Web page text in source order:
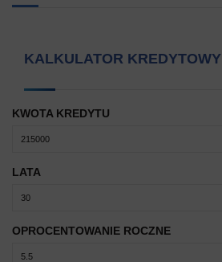
KALKULATOR KREDYTOWY
KWOTA KREDYTU
LATA
OPROCENTOWANIE ROCZNE